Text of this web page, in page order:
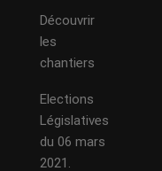
Découvrir
les
chantiers
Elections
Législatives
du 06 mars
2021.